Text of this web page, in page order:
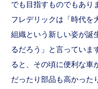
でも目指すものでもあり
フレデリックは「時代を
組織という新しい姿が誕
るだろう」と言っていま
ると、その頃に便利な車
だったり部品も高かった